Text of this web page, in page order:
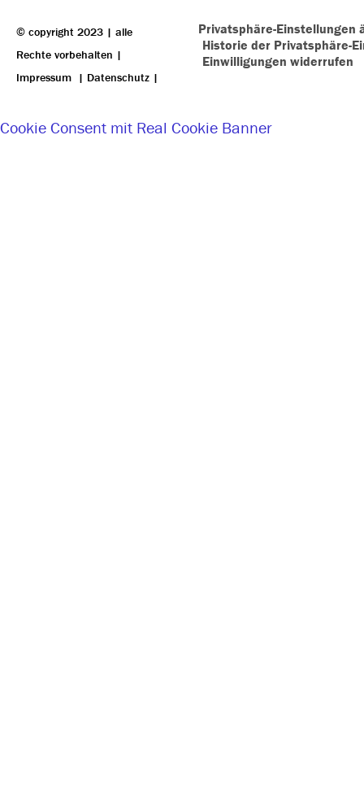
© copyright 2023 | alle
Rechte vorbehalten |
Impressum | Datenschutz |
Privatsphäre-Einstellungen
Historie der Privatsphäre-
Einwilligungen widerrufen
Cookie Consent mit Real Cookie Banner